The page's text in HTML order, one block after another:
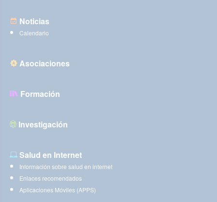
Noticias
Calendario
Asociaciones
Formación
Investigación
Salud en Internet
Información sobre salud en internet
Enlaces recomendados
Aplicaciones Móviles (APPS)